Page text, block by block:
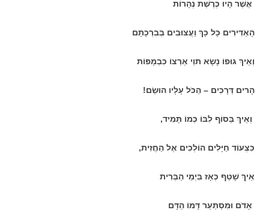
אֲשֶׁר הָיוּ כְּרֶשֶׁת נְהָרוֹת
הָאַדִּירִים כָּל כָּךְ וַעֲצוּבִים בְּבִרְכָתָם
וְאֵיךְ גּוּפוֹ נָשָׂא תוֵי אַרְצוֹ כִּבְמָפּוֹת
הָרים דְּרָכִים – הַכֹּל עָלָיו הוּשַׂם!
וְאֵיךְ בַּסּוֹף לִבּוֹ כְּמוֹ תָּמִיד,
כִּצְעוֹד חַיָּלִים הוֹלְכִים אֶל הַחֲזִית,
אֵיךְ שָׁטַף כְּאָז בִּיְמֵי הַבְּרִית
אָדֹם וּמִסְתַּעֵר דָּמוֹ הַדָּם